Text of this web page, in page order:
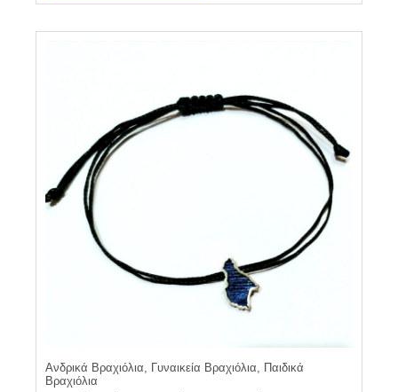
Ανδρικά Βραχιόλια, Γυναικεία Βραχιόλια, Παιδικά
Βραχιόλια